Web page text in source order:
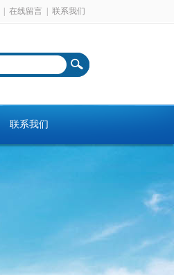
在线留言 联系我们
联系我们